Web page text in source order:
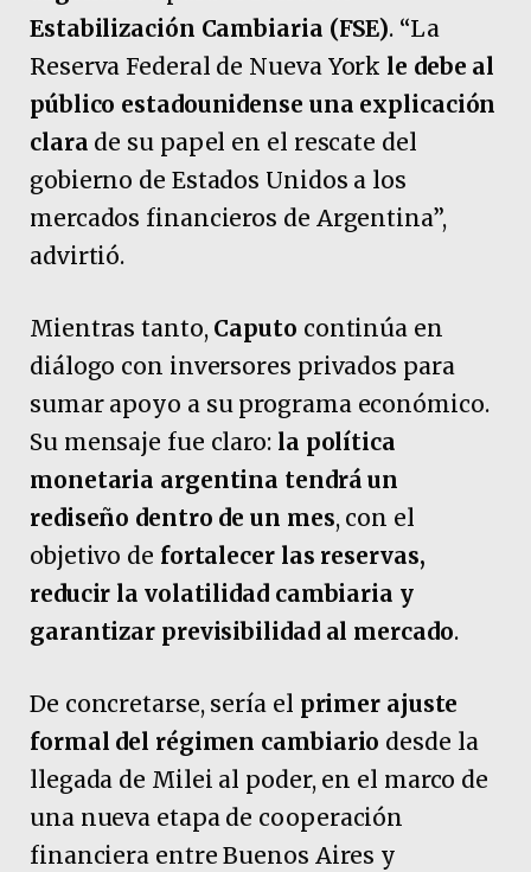
Estabilización Cambiaria (FSE). “La
Reserva Federal de Nueva York le debe al
público estadounidense una explicación
clara de su papel en el rescate del
gobierno de Estados Unidos a los
mercados financieros de Argentina”,
advirtió.
Mientras tanto, Caputo continúa en
diálogo con inversores privados para
sumar apoyo a su programa económico.
Su mensaje fue claro: la política
monetaria argentina tendrá un
rediseño dentro de un mes, con el
objetivo de fortalecer las reservas,
reducir la volatilidad cambiaria y
garantizar previsibilidad al mercado.
De concretarse, sería el primer ajuste
formal del régimen cambiario desde la
llegada de Milei al poder, en el marco de
una nueva etapa de cooperación
financiera entre Buenos Aires y